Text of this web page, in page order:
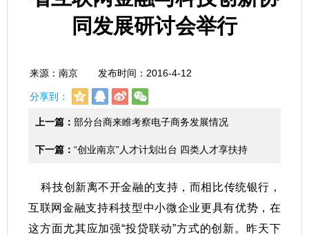
同发展研讨会举行
来源：南京 发布时间：2016-4-12
分享到：
上一篇： 部分台商来睢考察电子商务发展情况
下一篇： “创业南京”人才计划出台 四类人才享扶持
科技创新离不开金融的支持，而相比传统银行，
互联网金融支持科技型中小微企业更具有优势，在
这方面尤其应加强“投贷联动”方式的创新。昨天下